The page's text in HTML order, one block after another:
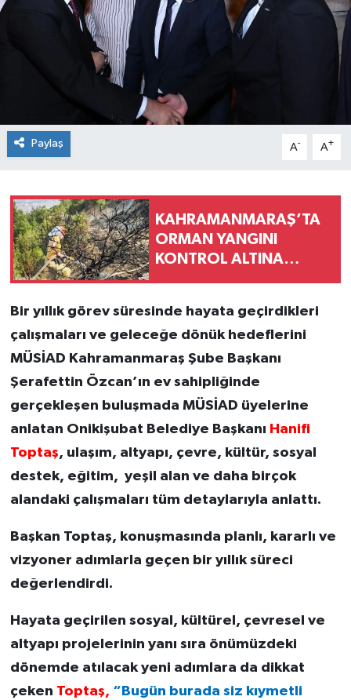
Paylaş A- A+
KAHRAMANMARAŞ’TA
ORMAN YANGINI
KONTROL ALTINA
Bir yıllık görev süresinde hayata geçirdikleri
çalışmaları ve geleceğe dönük hedeflerini
MÜSİAD Kahramanmaraş Şube Başkanı
Şerafettin Özcan’ın ev sahipliğinde
gerçekleşen buluşmada MÜSİAD üyelerine
anlatan Onikişubat Belediye Başkanı Hanifi
Toptaş, ulaşım, altyapı, çevre, kültür, sosyal
destek, eğitim, yeşil alan ve daha birçok
alandaki çalışmaları tüm detaylarıyla anlattı.
Başkan Toptaş, konuşmasında planlı, kararlı ve
vizyoner adımlarla geçen bir yıllık süreci
değerlendirdi.
Hayata geçirilen sosyal, kültürel, çevresel ve
altyapı projelerinin yanı sıra önümüzdeki
dönemde atılacak yeni adımlara da dikkat
çeken Toptaş, “Bugün burada siz kıymetli